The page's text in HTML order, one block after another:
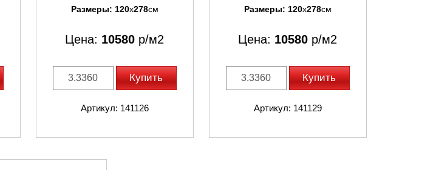
Размеры: 120x278см
Цена: 10580 р/м2
Купить
Артикул: 141126
Размеры: 120x278см
Цена: 10580 р/м2
Купить
Артикул: 141129